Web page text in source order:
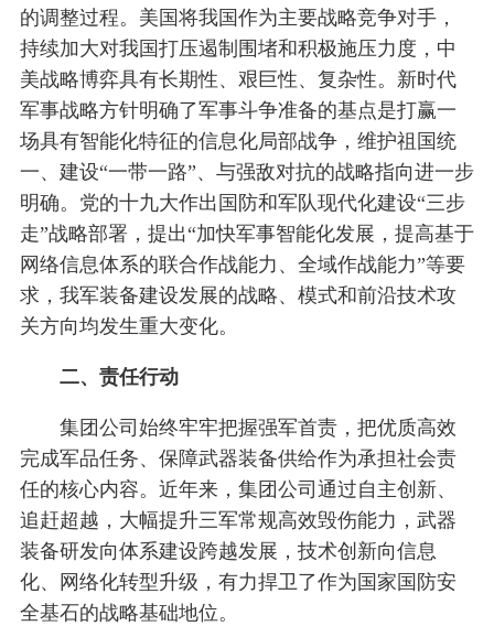
的调整过程。美国将我国作为主要战略竞争对手，
持续加大对我国打压遏制围堵和积极施压力度，中
美战略博弈具有长期性、艰巨性、复杂性。新时代
军事战略方针明确了军事斗争准备的基点是打赢一
场具有智能化特征的信息化局部战争，维护祖国统
一、建设“一带一路”、与强敌对抗的战略指向进一步
明确。党的十九大作出国防和军队现代化建设“三步
走”战略部署，提出“加快军事智能化发展，提高基于
网络信息体系的联合作战能力、全域作战能力”等要
求，我军装备建设发展的战略、模式和前沿技术攻
关方向均发生重大变化。
二、责任行动
集团公司始终牢牢把握强军首责，把优质高效
完成军品任务、保障武器装备供给作为承担社会责
任的核心内容。近年来，集团公司通过自主创新、
追赶超越，大幅提升三军常规高效毁伤能力，武器
装备研发向体系建设跨越发展，技术创新向信息
化、网络化转型升级，有力捍卫了作为国家国防安
全基石的战略基础地位。